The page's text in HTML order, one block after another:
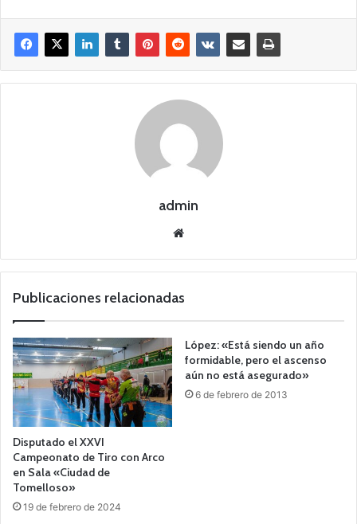
admin
we
Publicaciones relacionadas
Disputado el XXVI
Campeonato de Tiro con Arco
en Sala «Ciudad de
Tomelloso»
19 de febrero de 2024
López: «Está siendo un año
formidable, pero el ascenso
aún no está asegurado»
6 de febrero de 2013